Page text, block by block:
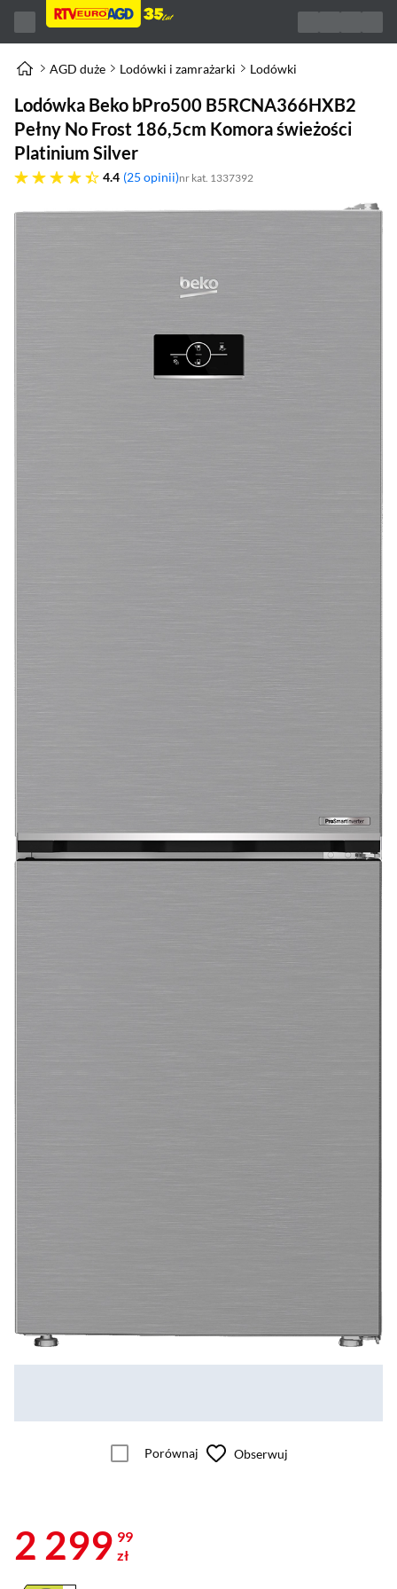
AGD duże Lodówki i zamrażarki Lodówki
Lodówka Beko bPro500 B5RCNA366HXB2
Pełny No Frost 186,5cm Komora świeżości
Platinium Silver
4.4
4.4 gwiazdek 25 opinii nr kat. 1337392
Porównaj Obserwuj
2 299 99
zł